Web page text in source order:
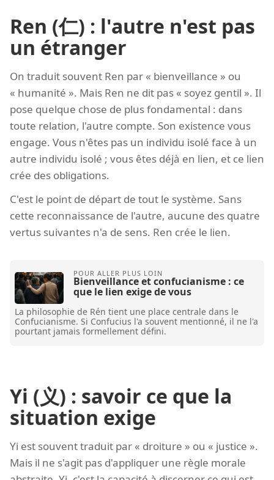
Ren (仁) : l'autre n'est pas
un étranger
On traduit souvent Ren par « bienveillance » ou
« humanité ». Mais Ren ne dit pas « soyez gentil ». Il
pose quelque chose de plus fondamental : dans
toute relation, l'autre compte. Son existence vous
engage. Vous n'êtes pas un individu isolé face à un
autre individu isolé ; vous êtes déjà en lien, et ce lien
crée des obligations.
C'est le point de départ de tout le système. Sans
cette reconnaissance de l'autre, aucune des quatre
vertus suivantes n'a de sens. Ren crée le lien.
Bienveillance et confucianisme : ce
que le lien exige de vous
La philosophie de Rén tient une place centrale dans le
Confucianisme. Si Confucius l'a souvent mentionné, il ne l'a
pourtant jamais formellement défini.
Yi (义) : savoir ce que la
situation exige
Yi est souvent traduit par « droiture » ou « justice ».
Mais il ne s'agit pas d'appliquer une règle morale